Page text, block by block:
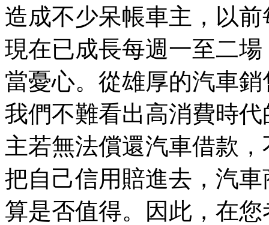
造成不少呆帳車主，以
現在已成長每週一至二
當憂心。從雄厚的汽車
我們不難看出高消費時
主若無法償還汽車借款
把自己信用賠進去，汽
算是否值得。因此，在